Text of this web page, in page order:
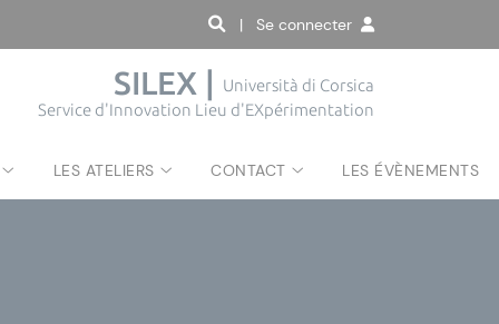
| Se connecter
SILEX |
Università di Corsica
Service d'Innovation Lieu d'EXpérimentation
LES ATELIERS CONTACT LES ÉVÈNEMENTS